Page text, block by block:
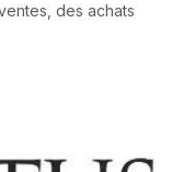
des achats